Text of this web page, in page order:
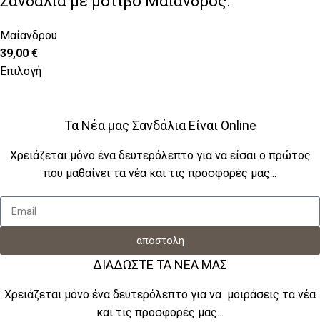
Μαίανδρου
39,00 €
Επιλογή
Τα Νέα μας Σανδάλια Είναι Online
Χρειάζεται μόνο ένα δευτερόλεπτο για να είσαι ο πρώτος
που μαθαίνει τα νέα και τις προσφορές μας...
αποστολη
ΔΙΑΔΩΣΤΕ ΤΑ ΝΕΑ ΜΑΣ
Χρειάζεται μόνο ένα δευτερόλεπτο για να μοιράσεις τα νέα
και τις προσφορές μας...